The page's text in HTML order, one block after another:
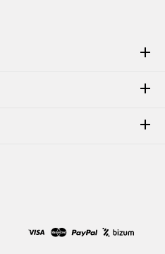


